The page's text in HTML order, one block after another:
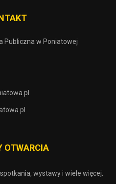
Publiczna w Poniatowej
OTWARCIA
wystawy i wiele więcej.